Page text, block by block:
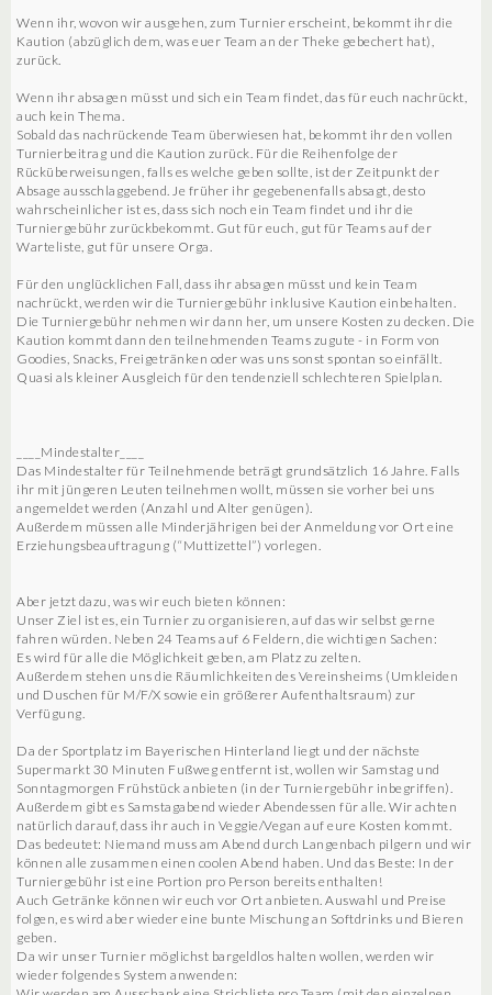
Wenn ihr, wovon wir ausgehen, zum Turnier erscheint, bekommt ihr die
Kaution (abzüglich dem, was euer Team an der Theke gebechert hat),
zurück.
Wenn ihr absagen müsst und sich ein Team findet, das für euch nachrückt,
auch kein Thema.
Sobald das nachrückende Team überwiesen hat, bekommt ihr den vollen
Turnierbeitrag und die Kaution zurück. Für die Reihenfolge der
Rücküberweisungen, falls es welche geben sollte, ist der Zeitpunkt der
Absage ausschlaggebend. Je früher ihr gegebenenfalls absagt, desto
wahrscheinlicher ist es, dass sich noch ein Team findet und ihr die
Turniergebühr zurückbekommt. Gut für euch, gut für Teams auf der
Warteliste, gut für unsere Orga.
Für den unglücklichen Fall, dass ihr absagen müsst und kein Team
nachrückt, werden wir die Turniergebühr inklusive Kaution einbehalten.
Die Turniergebühr nehmen wir dann her, um unsere Kosten zu decken. Die
Kaution kommt dann den teilnehmenden Teams zugute - in Form von
Goodies, Snacks, Freigetränken oder was uns sonst spontan so einfällt.
Quasi als kleiner Ausgleich für den tendenziell schlechteren Spielplan.
____Mindestalter____
Das Mindestalter für Teilnehmende beträgt grundsätzlich 16 Jahre. Falls
ihr mit jüngeren Leuten teilnehmen wollt, müssen sie vorher bei uns
angemeldet werden (Anzahl und Alter genügen).
Außerdem müssen alle Minderjährigen bei der Anmeldung vor Ort eine
Erziehungsbeauftragung (“Muttizettel”) vorlegen.
Aber jetzt dazu, was wir euch bieten können:
Unser Ziel ist es, ein Turnier zu organisieren, auf das wir selbst gerne
fahren würden. Neben 24 Teams auf 6 Feldern, die wichtigen Sachen:
Es wird für alle die Möglichkeit geben, am Platz zu zelten.
Außerdem stehen uns die Räumlichkeiten des Vereinsheims (Umkleiden
und Duschen für M/F/X sowie ein größerer Aufenthaltsraum) zur
Verfügung.
Da der Sportplatz im Bayerischen Hinterland liegt und der nächste
Supermarkt 30 Minuten Fußweg entfernt ist, wollen wir Samstag und
Sonntagmorgen Frühstück anbieten (in der Turniergebühr inbegriffen).
Außerdem gibt es Samstagabend wieder Abendessen für alle. Wir achten
natürlich darauf, dass ihr auch in Veggie/Vegan auf eure Kosten kommt.
Das bedeutet: Niemand muss am Abend durch Langenbach pilgern und wir
können alle zusammen einen coolen Abend haben. Und das Beste: In der
Turniergebühr ist eine Portion pro Person bereits enthalten!
Auch Getränke können wir euch vor Ort anbieten. Auswahl und Preise
folgen, es wird aber wieder eine bunte Mischung an Softdrinks und Bieren
geben.
Da wir unser Turnier möglichst bargeldlos halten wollen, werden wir
wieder folgendes System anwenden: